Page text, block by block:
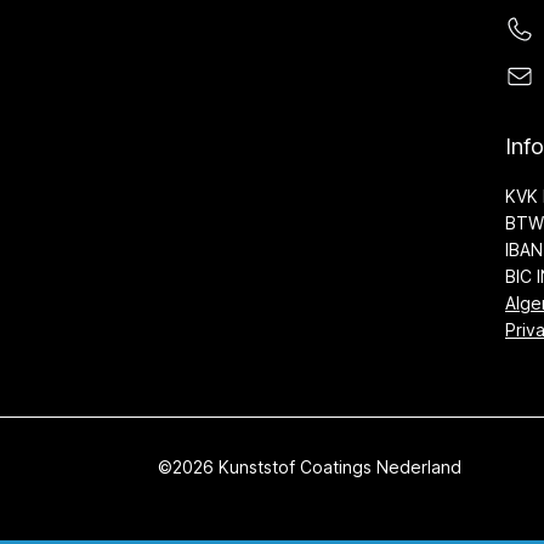
BIC
©2026 Kunststof Coatings Nederland